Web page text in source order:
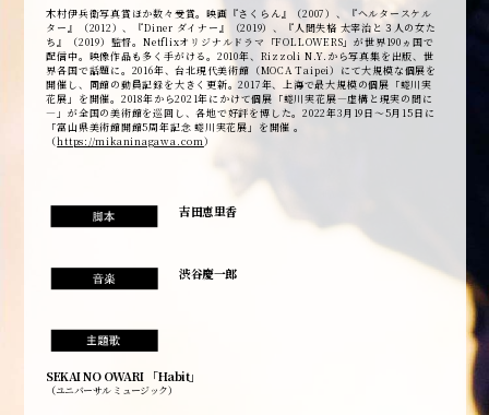
木村伊兵衛写真賞ほか数々受賞。映画『さくらん』（2007）、『ヘルタースケル
ター』（2012）、『Diner ダイナー』（2019）、『人間失格 太宰治と３人の女た
ち』（2019）監督。Netflixオリジナルドラマ「FOLLOWERS」が世界190ヵ国で
配信中。映像作品も多く手がける。2010年、Rizzoli N.Y.から写真集を出版、世
界各国で話題に。2016年、台北現代美術館（MOCA Taipei）にて大規模な個展を
開催し、同館の動員記録を大きく更新。2017年、上海で最大規模の個展「蜷川実
花展」を開催。2018年から2021年にかけて個展「蜷川実花展—虚構と現実の間に
—」が全国の美術館を巡回し、各地で好評を博した。2022年3月19日〜5月15日に
「富山県美術館開館5周年記念 蜷川実花展」を開催 。
（https://mikaninagawa.com）
吉田恵里香
渋谷慶一郎
SEKAI NO OWARI 「Habit」
（ユニバーサル ミュージック）